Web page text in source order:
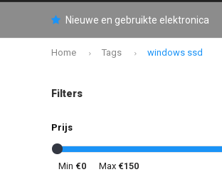
Nieuwe en gebruikte elektronica
Home Tags windows ssd
Filters
Prijs
Min €0 Max €150